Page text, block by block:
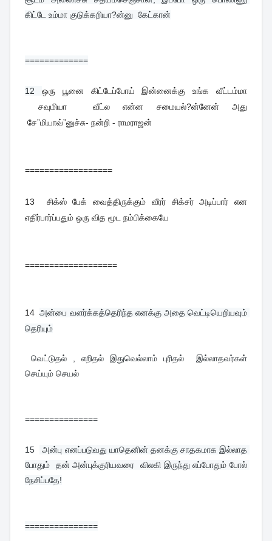
கிட்டே உம்மா குடுக்கறியா?ன்னு  கேட்கான்
=============
12 ஒரு பூனை கிட்டேப்போய் இன்னைக்கு உங்க வீட்டம்மா
சவுமியா வீட்ல என்ன சமையல்?ன்னேன் அது
சே”மியாவ்”னுச்சு- நன்றி - ராமராஜன்
==================
13 சிக்ஸ் பேக் வைத்திருக்கும் வீரர் சிக்சர் அடிப்பார் என
எதிர்பார்ப்பதும் ஒரு வித மூட நம்பிக்கையே
===================
14அன்பை வளர்க்கத்தெரிந்த எனக்கு அதை வெட்டியெறியவும்
தெரியும்
செய்யும் செயல்
===============
15
அன்பு எனப்படுவது யாதெனின் தனக்கு சாதகமாக இல்லாத
போதும்  தன் அன்புக்குரியவரை  விலகி இருந்து எப்போதும் போல்
நேசிப்பதே!
===============